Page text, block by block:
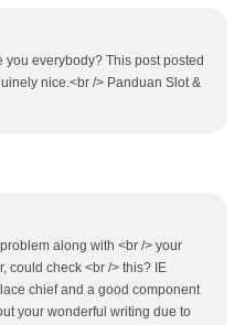
you everybody? This post posted
nice.<br /> Panduan Slot &
along with <br /> your
could check <br /> this? IE
chief and a good component
your wonderful writing due to